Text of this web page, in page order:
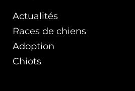
Actualités
Races de chiens
Adoption
Chiots